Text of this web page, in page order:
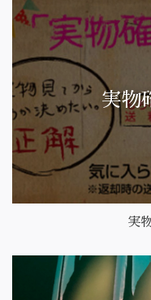
実物
実